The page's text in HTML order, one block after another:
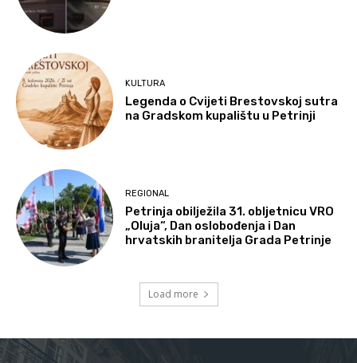
KULTURA
Legenda o Cvijeti Brestovskoj sutra
na Gradskom kupalištu u Petrinji
REGIONAL
Petrinja obilježila 31. obljetnicu VRO
„Oluja“, Dan oslobođenja i Dan
hrvatskih branitelja Grada Petrinje
Load more